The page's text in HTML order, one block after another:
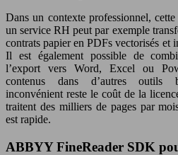
Dans un contexte professionnel,
un service RH peut par exemple
contrats papier en PDFs vectorisés et
Il est également possible de
l’export vers Word, Excel ou
contenus dans d’autres outils
inconvénient reste le coût de la
traitent des milliers de pages par
est rapide.
ABBYY FineReader SDK